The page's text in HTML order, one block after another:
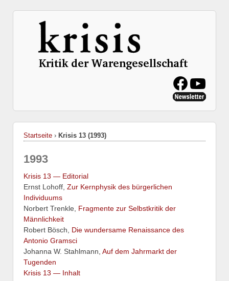
Startseite › Krisis 13 (1993)
1993
Krisis 13 — Editorial
Ernst Lohoff, Zur Kernphysik des bürgerlichen
Individuums
Norbert Trenkle, Fragmente zur Selbstkritik der
Männlichkeit
Robert Bösch, Die wundersame Renaissance des
Antonio Gramsci
Johanna W. Stahlmann, Auf dem Jahrmarkt der
Tugenden
Krisis 13 — Inhalt